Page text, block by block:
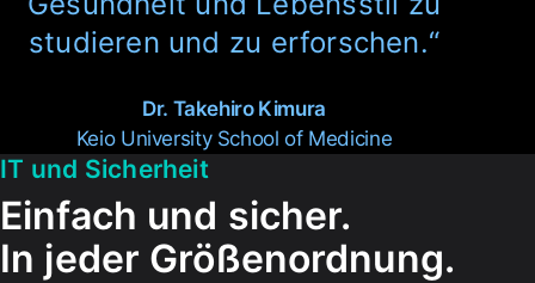
studieren und zu erforschen.
Dr. Takehiro Kimura
Keio University School of Medicine
IT und Sicher­heit
Einfach und sicher.
In jeder Größen­ordnung.